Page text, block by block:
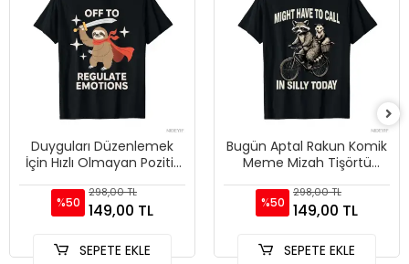
Duyguları Düzenlemek
İçin Hızlı Olmayan Pozitif
Kadınlar İçin %100 Pam
%50
298,00 TL
149,00 TL
SEPETE EKLE
Bugün Aptal Rakun Komik
Meme Mizah Tişörtü
mi? Erkekler ve Kadın
%50
298,00 TL
149,00 TL
SEPETE EKLE